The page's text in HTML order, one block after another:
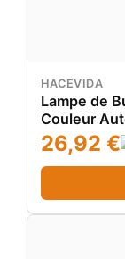
HACEVIDA
Lampe de
Couleur
26,92 €